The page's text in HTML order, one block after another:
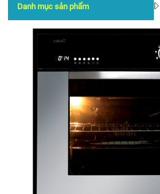
Danh mục sản phẩm